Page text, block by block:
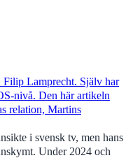
Lamprecht. Själv har
nivå. Den här artikeln
relation, Martins
i svensk tv, men hans
Under 2024 och